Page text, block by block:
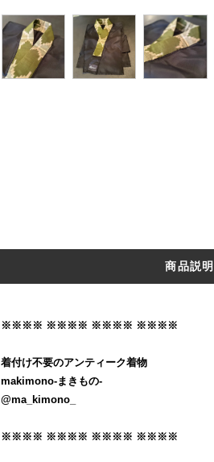
商品説明
※※※※ ※※※※ ※※※※ ※※※※
着付け不要のアンティーク着物
makimono-まきもの-
@ma_kimono_
※※※※ ※※※※ ※※※※ ※※※※